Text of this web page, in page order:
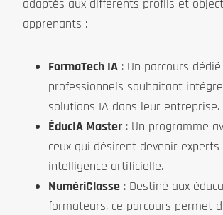
adaptés aux différents profils et
apprenants :
FormaTech IA : Un parcours
professionnels souhaitant
solutions IA dans leur entreprise.
ÉducIA Master : Un programme
ceux qui désirent devenir experts
intelligence artificielle.
NumériClasse : Destiné aux
formateurs, ce parcours permet